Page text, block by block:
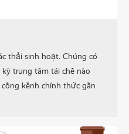
thải sinh hoạt. Chúng có
trung tâm tái chế nào
kềnh chính thức gần